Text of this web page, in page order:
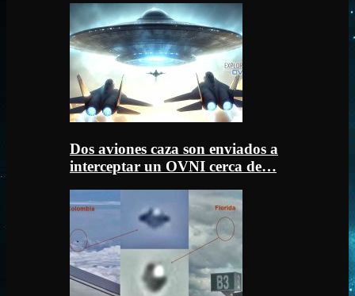
Dos aviones caza son enviados a
interceptar un OVNI cerca de…